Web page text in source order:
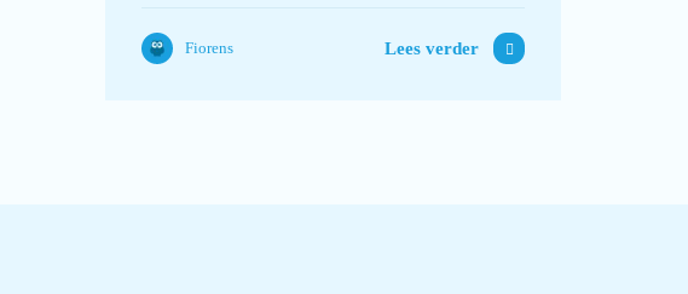
Fiorens Lees verder